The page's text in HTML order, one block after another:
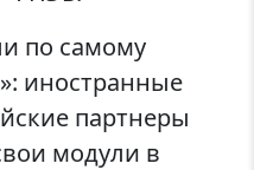
по самому
иностранные
партнеры
модули в